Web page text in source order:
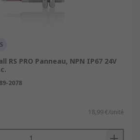
RS PRO Panneau, NPN IP67 24V
2078
18,99 €/unité